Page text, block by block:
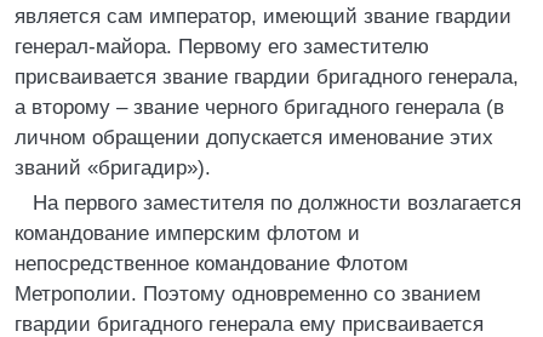
является сам император, имеющий звание гвардии
генерал-майора. Первому его заместителю
присваивается звание гвардии бригадного генерала,
а второму – звание черного бригадного генерала (в
личном обращении допускается именование этих
званий «бригадир»).
На первого заместителя по должности возлагается
командование имперским флотом и
непосредственное командование Флотом
Метрополии. Поэтому одновременно со званием
гвардии бригадного генерала ему присваивается